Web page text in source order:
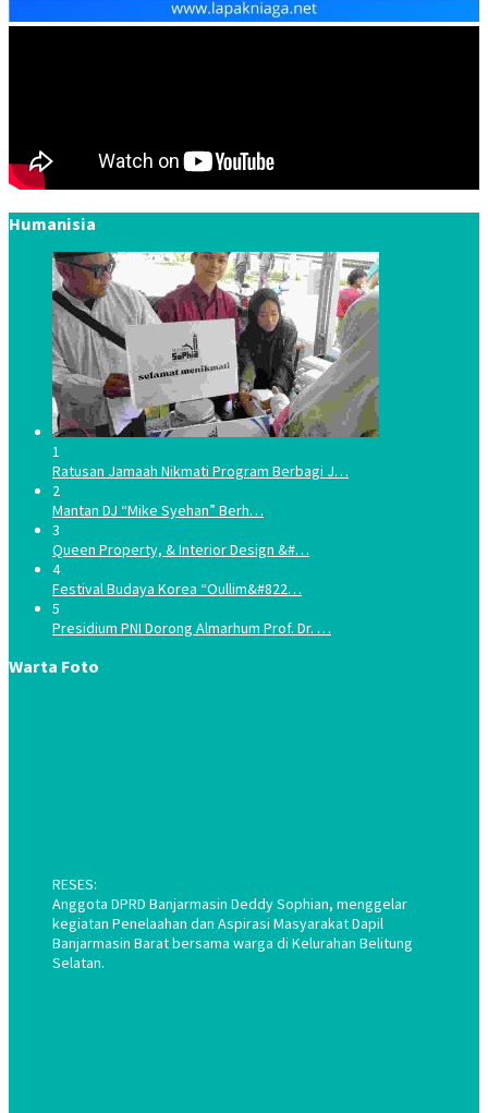
Humanisia
1
Ratusan Jamaah Nikmati Program Berbagi J…
2
Mantan DJ “Mike Syehan” Berh…
3
Queen Property, & Interior Design &#…
4
Festival Budaya Korea “Oullim&#822…
5
Presidium PNI Dorong Almarhum Prof. Dr. …
Warta Foto
RESES:
Anggota DPRD Banjarmasin Deddy Sophian, menggelar
kegiatan Penelaahan dan Aspirasi Masyarakat Dapil
Banjarmasin Barat bersama warga di Kelurahan Belitung
Selatan.